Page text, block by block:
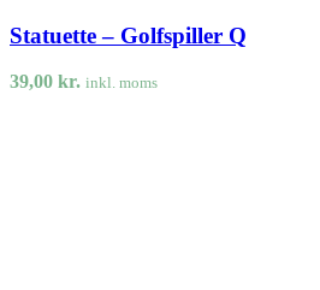
Statuette – Golfspiller Q
39,00 kr. inkl. moms